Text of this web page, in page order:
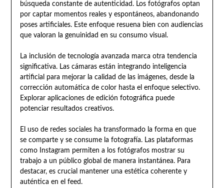
búsqueda constante de autenticidad. Los fotógrafos optan
por captar momentos reales y espontáneos, abandonando
poses artificiales. Este enfoque resuena bien con audiencias
que valoran la genuinidad en su consumo visual.
La inclusión de tecnología avanzada marca otra tendencia
significativa. Las cámaras están integrando inteligencia
artificial para mejorar la calidad de las imágenes, desde la
corrección automática de color hasta el enfoque selectivo.
Explorar aplicaciones de edición fotográfica puede
potenciar resultados creativos.
El uso de redes sociales ha transformado la forma en que
se comparte y se consume la fotografía. Las plataformas
como Instagram permiten a los fotógrafos mostrar su
trabajo a un público global de manera instantánea. Para
destacar, es crucial mantener una estética coherente y
auténtica en el feed.